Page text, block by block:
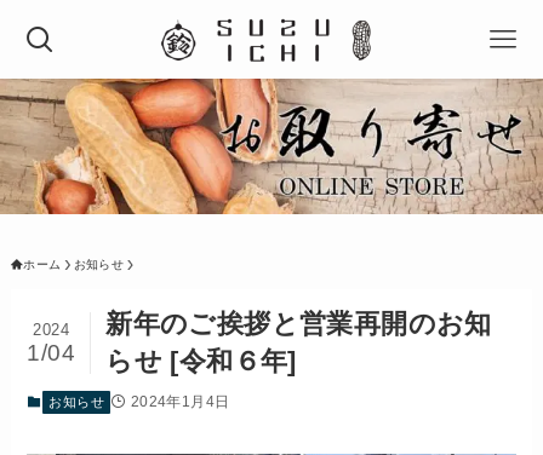
ホーム お知らせ
新年のご挨拶と営業再開のお知
らせ [令和６年]
2024
1/04
お知らせ 2024年1月4日